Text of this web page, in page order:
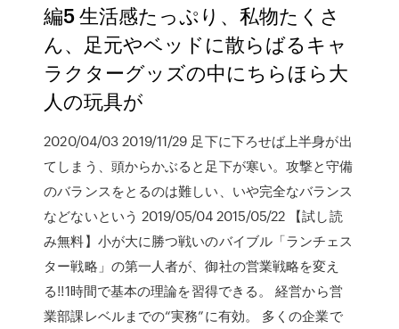
編5 生活感たっぷり、私物たくさ
ん、足元やベッドに散らばるキャ
ラクターグッズの中にちらほら大
人の玩具が
2020/04/03 2019/11/29 足下に下ろせば上半身が出
てしまう、頭からかぶると足下が寒い。攻撃と守備
のバランスをとるのは難しい、いや完全なバランス
などないという 2019/05/04 2015/05/22 【試し読
み無料】小が大に勝つ戦いのバイブル「ランチェス
ター戦略」の第一人者が、御社の営業戦略を変え
る!!1時間で基本の理論を習得できる。 経営から営
業部課レベルまでの“実務”に有効。 多くの企業で